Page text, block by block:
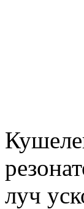
луч